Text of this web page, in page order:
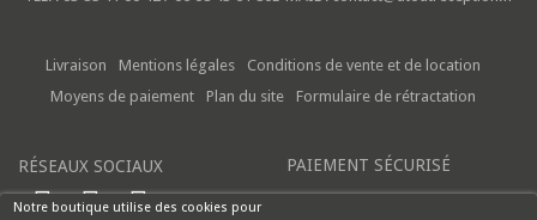
Notre boutique utilise des cookies pour
Livraison Mentions légales
Conditions de vente et de location
Moyens de paiement
Plan du site Formulaire de rétractation
RÉSEAUX SOCIAUX PAIEMENT SÉCURISÉ